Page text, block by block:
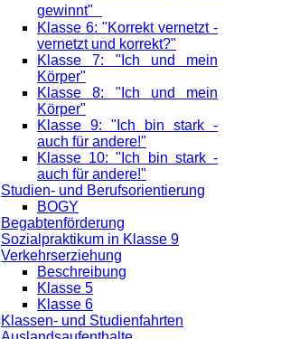
gewinnt"
Klasse 6: "Korrekt vernetzt -
vernetzt und korrekt?"
Klasse 7: "Ich und mein
Körper"
Klasse 8: "Ich und mein
Körper"
Klasse 9: "Ich bin stark -
auch für andere!"
Klasse 10: "Ich bin stark -
auch für andere!"
Studien- und Berufsorientierung
BOGY
Begabtenförderung
Sozialpraktikum in Klasse 9
Verkehrserziehung
Beschreibung
Klasse 5
Klasse 6
Klassen- und Studienfahrten